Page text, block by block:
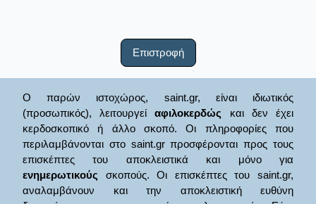
Επιστροφή
Ο παρών ιστοχώρος, saint.gr, είναι ιδιωτικός
(προσωπικός), λειτουργείαφιλοκερδώς και δεν έχει
κερδοσκοπικό ή άλλο σκοπό. Οι πληροφορίες που
περιλαμβάνονται στο saint.gr προσφέρονται προς τους
επισκέπτες του αποκλειστικά και μόνο για
ενημερωτικούς σκοπούς. Οι επισκέπτες του saint.gr,
αναλαμβάνουν και την αποκλειστική ευθύνη